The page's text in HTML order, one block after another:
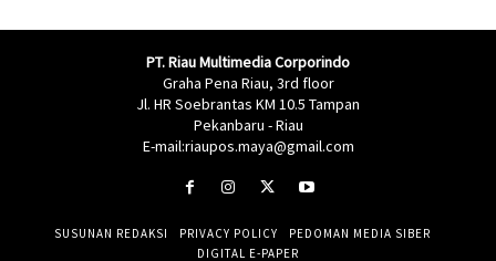
PT. Riau Multimedia Corporindo
Graha Pena Riau, 3rd floor
Jl. HR Soebrantas KM 10.5 Tampan
Pekanbaru - Riau
E-mail:riaupos.maya@gmail.com
SUSUNAN REDAKSI PRIVACY POLICY
PEDOMAN MEDIA SIBER
DIGITAL E-PAPER